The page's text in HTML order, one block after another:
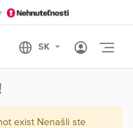
exist Nenašli ste